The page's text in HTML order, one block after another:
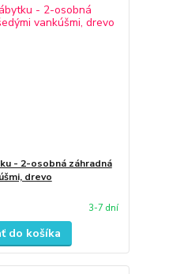
- 2-osobná záhradná
drevo
3-7 dní
do košíka